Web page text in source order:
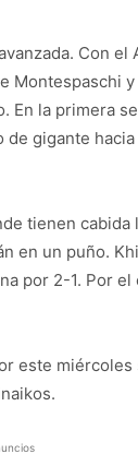
Con
Montespaschi
En la primera
gigante
tienen
en un puño.
por 2-1. Por
este